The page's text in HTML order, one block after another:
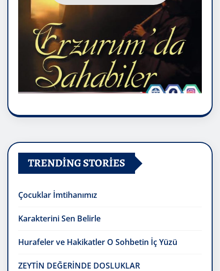
TRENDING STORIES
Çocuklar İmtihanımız
Karakterini Sen Belirle
Hurafeler ve Hakikatler O Sohbetin İç Yüzü
ZEYTİN DEĞERİNDE DOSLUKLAR